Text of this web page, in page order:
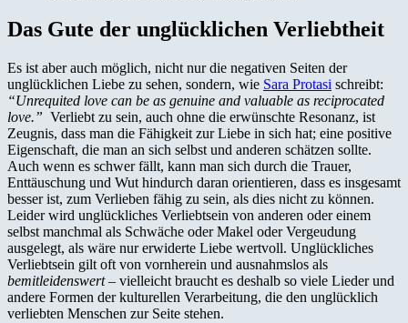
Das Gute der unglücklichen Verliebtheit
Es ist aber auch möglich, nicht nur die negativen Seiten der
unglücklichen Liebe zu sehen, sondern, wie Sara Protasi schreibt:
“Unrequited love can be as genuine and valuable as reciprocated
love.” Verliebt zu sein, auch ohne die erwünschte Resonanz, ist
Zeugnis, dass man die Fähigkeit zur Liebe in sich hat; eine positive
Eigenschaft, die man an sich selbst und anderen schätzen sollte.
Auch wenn es schwer fällt, kann man sich durch die Trauer,
Enttäuschung und Wut hindurch daran orientieren, dass es insgesamt
besser ist, zum Verlieben fähig zu sein, als dies nicht zu können.
Leider wird unglückliches Verliebtsein von anderen oder einem
selbst manchmal als Schwäche oder Makel oder Vergeudung
ausgelegt, als wäre nur erwiderte Liebe wertvoll. Unglückliches
Verliebtsein gilt oft von vornherein und ausnahmslos als
bemitleidenswert– vielleicht braucht es deshalb so viele Lieder und
andere Formen der kulturellen Verarbeitung, die den unglücklich
verliebten Menschen zur Seite stehen.